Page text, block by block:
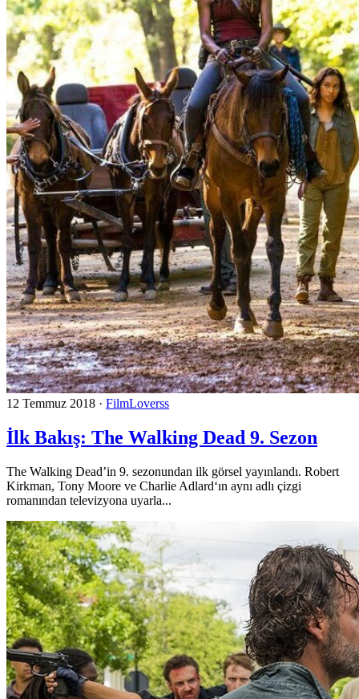
12 Temmuz 2018 · FilmLoverss
İlk Bakış: The Walking Dead 9. Sezon
The Walking Dead’in 9. sezonundan ilk görsel yayınlandı. Robert
Kirkman, Tony Moore ve Charlie Adlard‘ın aynı adlı çizgi
romanından televizyona uyarla...